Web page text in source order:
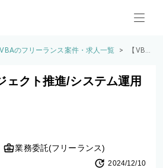
VBAのフリーランス案件・求人一覧 >
【VB
ェクト
ェクト推進/システム運用
業務委託(フリーランス)
2024/12/10